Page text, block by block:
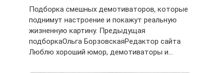
Подборка смешных демотиваторов, которые
поднимут настроение и покажут реальную
жизненную картину. Предыдущая
подборкаОльга БорзовскаяРедактор сайта
Люблю хороший юмор, демотиваторы и…